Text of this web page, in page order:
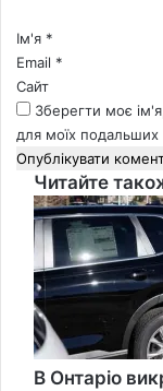
*Ім'я *
Email *
Сайт
Зберегти моє
для моїх подальших
Читайте
Close
В Онтаріо